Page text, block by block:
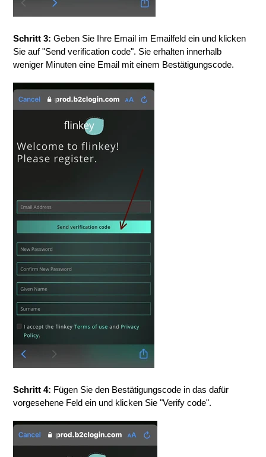
Schritt 3: Geben Sie Ihre Email im Emailfeld ein und klicken
Sie auf "Send verification code". Sie erhalten innerhalb
weniger Minuten eine Email mit einem Bestätigungscode.
Schritt 4: Fügen Sie den Bestätigungscode in das dafür
vorgesehene Feld ein und klicken Sie "Verify code".